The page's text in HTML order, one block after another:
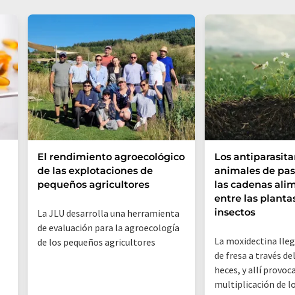
El rendimiento agroecológico
de las explotaciones de
pequeños agricultores
La JLU desarrolla una herramienta
de evaluación para la agroecología
de los pequeños agricultores
Los
animales de
las cadenas
entre las
insectos
La moxidectina
de fresa a través
heces, y allí
multiplicación de